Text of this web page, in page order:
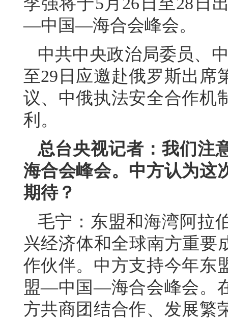
—中国—海合会峰会。
中共中央政治局委员、
至29日应邀赴俄罗斯出席
议、中俄执法安全合作机
利。
总台央视记者：我们
海合会峰会。中方认为这
期待？
毛宁：东盟和海湾阿拉
兴经济体和全球南方重要
作伙伴。中方支持今年东
盟—中国—海合会峰会。
方共商团结合作、发展繁